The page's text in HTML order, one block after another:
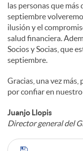
las personas que más
septiembre
ilusión y el
salud financiera.
Socios y Socias, que
septiembre.
Gracias, una vez
por confiar en
Juanjo Llopis
Director general del